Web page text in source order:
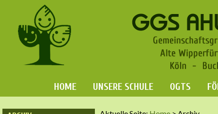
HOME UNSERE SCHULE OGTS